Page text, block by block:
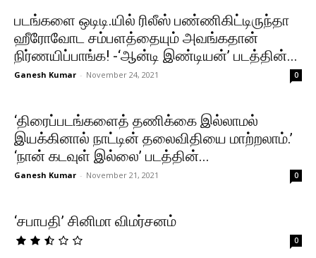
படங்களை ஒடிடி.யில் ரிலீஸ் பண்ணிகிட்டிருந்தா
ஹீரோவோட சம்பளத்தையும் அவங்கதான்
நிர்ணயிப்பாங்க! -‘ஆன்டி இண்டியன்’ படத்தின்...
Ganesh Kumar - November 24, 2021 0
‘திரைப்படங்களைத் தணிக்கை இல்லாமல்
இயக்கினால் நாட்டின் தலைவிதியை மாற்றலாம்.’
‘நான் கடவுள் இல்லை’ படத்தின்...
Ganesh Kumar - November 21, 2021 0
‘சபாபதி’ சினிமா விமர்சனம்
0